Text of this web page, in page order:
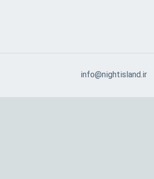
info@nightisland.ir